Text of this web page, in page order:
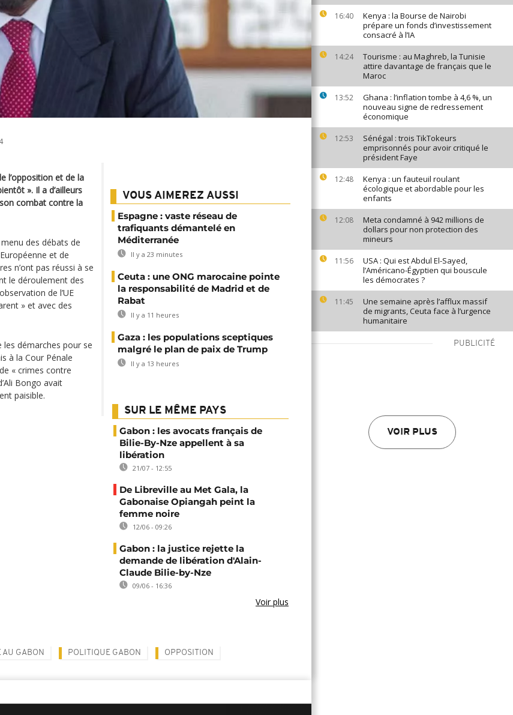
16:40
Kenya : la Bourse de Nairobi
prépare un fonds d’investissement
consacré à l’IA
14:24
Tourisme : au Maghreb, la Tunisie
attire davantage de français que le
Maroc
13:52
Ghana : l’inflation tombe à 4,6 %, un
nouveau signe de redressement
économique
12:53
Sénégal : trois TikTokeurs
emprisonnés pour avoir critiqué le
président Faye
12:48
Kenya : un fauteuil roulant
écologique et abordable pour les
enfants
12:08
Meta condamné à 942 millions de
dollars pour non protection des
mineurs
11:56
USA : Qui est Abdul El-Sayed,
l’Américano-Égyptien qui bouscule
les démocrates ?
11:45
Une semaine après l’afflux massif
de migrants, Ceuta face à l’urgence
humanitaire
PUBLICITÉ
VOIR PLUS
l’opposition et de la
». Il a d’ailleurs
combat contre la
des débats de
et de
n’ont pas réussi à se
le déroulement des
de l’UE
» et avec des
les démarches pour se
à la Cour Pénale
« crimes contre
Bongo avait
paisible.
VOUS AIMEREZ AUSSI
Espagne : vaste réseau de
trafiquants démantelé en
Méditerranée
Il y a 23 minutes
Ceuta : une ONG marocaine pointe
la responsabilité de Madrid et de
Rabat
Il y a 11 heures
Gaza : les populations sceptiques
malgré le plan de paix de Trump
Il y a 13 heures
SUR LE MÊME PAYS
Gabon : les avocats français de
Bilie-By-Nze appellent à sa
libération
21/07 - 12:55
De Libreville au Met Gala, la
Gabonaise Opiangah peint la
femme noire
12/06 - 09:26
Gabon : la justice rejette la
demande de libération d'Alain-
Claude Bilie-by-Nze
09/06 - 16:36
Voir plus
AU GABON POLITIQUE GABON OPPOSITION